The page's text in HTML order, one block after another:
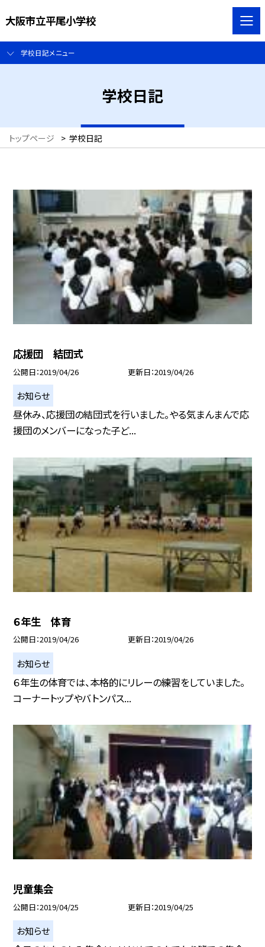
大阪市立平尾小学校
学校日記メニュー
学校日記
トップページ > 学校日記
応援団 結団式
公開日 2019/04/26 更新日 2019/04/26
お知らせ
昼休み、応援団の結団式を行いました。やる気まんまんで応
援団のメンバーになった子ど...
６年生 体育
公開日 2019/04/26 更新日 2019/04/26
お知らせ
６年生の体育では、本格的にリレーの練習をしていました。
コーナートップやバトンパス...
児童集会
公開日 2019/04/25 更新日 2019/04/25
お知らせ